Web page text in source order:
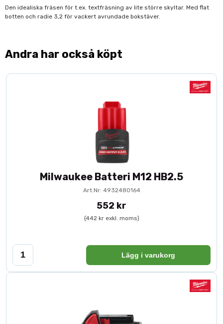
Den idealiska fräsen för t.ex. textfräsning av lite större skyltar. Med flat
botten och radie 3,2 för vackert avrundade bokstäver.
Andra har också köpt
Milwaukee Batteri M12 HB2.5
Art.Nr: 4932480164
552 kr
(442 kr exkl. moms)
Lägg i varukorg